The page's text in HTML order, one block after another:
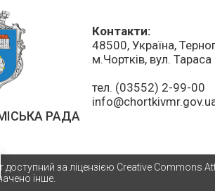
РАДА
Контакти:
48500, Україна,
м.Чортків, вул.
тел. (03552) 2-99-00
доступний за ліцензією Creative Commons
інше.